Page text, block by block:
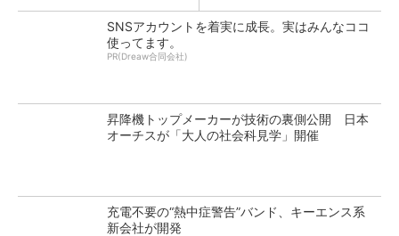
SNSアカウントを着実に成長。実はみんなココ
使ってます。
PR(Dreaw合同会社)
昇降機トップメーカーが技術の裏側公開 日本
オーチスが「大人の社会科見学」開催
充電不要の“熱中症警告”バンド、キーエンス系
新会社が開発